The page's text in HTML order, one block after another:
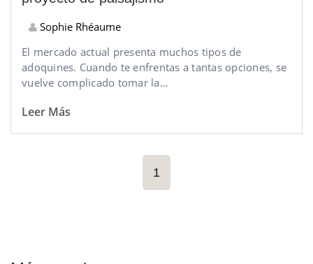
Sophie Rhéaume
El mercado actual presenta muchos tipos de
adoquines. Cuando te enfrentas a tantas opciones, se
vuelve complicado tomar la...
Leer Más
1